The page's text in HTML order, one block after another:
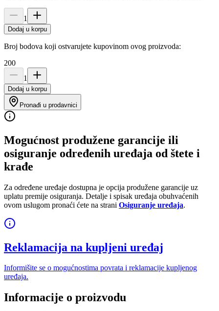
1
Dodaj u korpu
Broj bodova koji ostvarujete kupovinom ovog proizvoda:
200
1
Dodaj u korpu
Pronađi u prodavnici
Mogućnost produžene garancije ili
osiguranje određenih uređaja od štete i
krađe
Za određene uređaje dostupna je opcija produžene garancije uz
uplatu premije osiguranja. Detalje i spisak uređaja obuhvaćenih
ovom uslugom pronaći ćete na strani Osiguranje uređaja.
Reklamacija na kupljeni uređaj
Informišite se o mogućnostima povrata i reklamacije kupljenog
uređaja.
Informacije o proizvodu